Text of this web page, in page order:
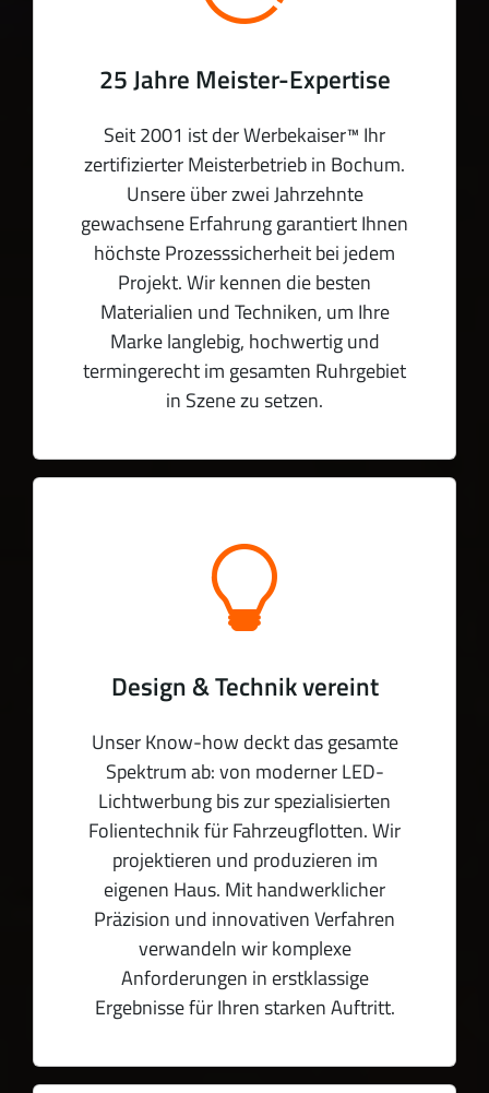
25 Jahre Meister-Expertise
Seit 2001 ist der Werbekaiser™ Ihr
zertifizierter Meisterbetrieb in Bochum.
Unsere über zwei Jahrzehnte
gewachsene Erfahrung garantiert Ihnen
höchste Prozesssicherheit bei jedem
Projekt. Wir kennen die besten
Materialien und Techniken, um Ihre
Marke langlebig, hochwertig und
termingerecht im gesamten Ruhrgebiet
in Szene zu setzen.
Design & Technik vereint
Unser Know-how deckt das gesamte
Spektrum ab: von moderner LED-
Lichtwerbung bis zur spezialisierten
Folientechnik für Fahrzeugflotten. Wir
projektieren und produzieren im
eigenen Haus. Mit handwerklicher
Präzision und innovativen Verfahren
verwandeln wir komplexe
Anforderungen in erstklassige
Ergebnisse für Ihren starken Auftritt.